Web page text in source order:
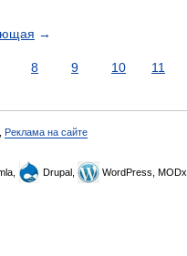
→
8 9 10 11
Реклама на сайте
Drupal, WordPress, MODx.